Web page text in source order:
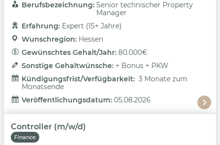
Berufsbezeichnung: Senior technischer Property
Manager
Erfahrung: Expert (15+ Jahre)
Wunschregion: Hessen
Gewünschtes Gehalt/Jahr: 80.000€
Sonstige Gehaltwünsche: + Bonus + PKW
Kündigungsfrist/Verfügbarkeit: 3 Monate zum
Monatsende
Veröffentlichungsdatum: 05.08.2026
Controller (m/w/d)
Finance